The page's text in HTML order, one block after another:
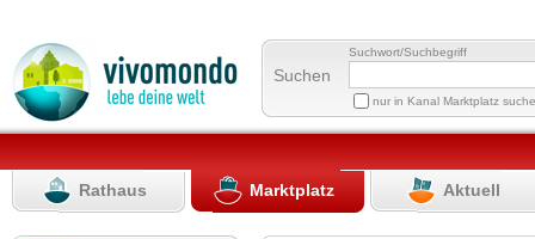
Suchen
Suchwort/Suchbegriff
nur in Kanal Marktplatz
Rathaus Marktplatz Aktuell